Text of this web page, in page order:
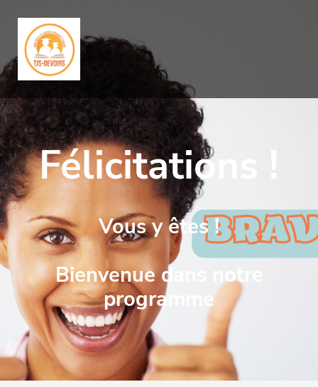
Félicitations !
Vous y êtes !
Bienvenue dans notre
programme